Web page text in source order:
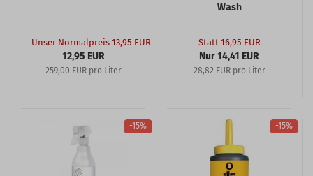
Unser Normalpreis 13,95 EUR
12,95 EUR
259,00 EUR pro Liter
Wash
Statt 16,95 EUR
Nur 14,41 EUR
28,82 EUR pro Liter
-15% -15%